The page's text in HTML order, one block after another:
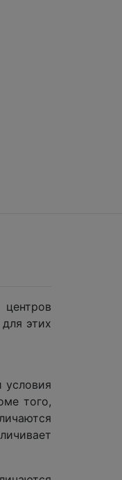
этих
условия
того,